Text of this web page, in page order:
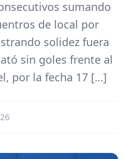
sumando
de local por
solidez fuera
sin goles frente al
por la fecha 17 […]